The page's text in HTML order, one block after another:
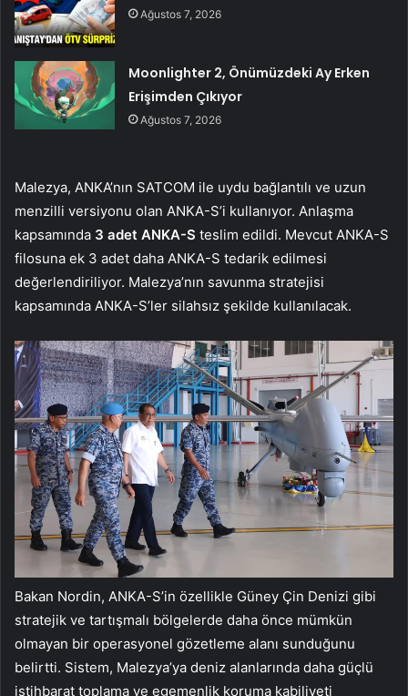
Ağustos 7, 2026
Moonlighter 2, Önümüzdeki Ay Erken
Erişimden Çıkıyor
Ağustos 7, 2026
Malezya, ANKA’nın SATCOM ile uydu bağlantılı ve uzun
menzilli versiyonu olan ANKA-S’i kullanıyor. Anlaşma
kapsamında 3 adet ANKA-S teslim edildi. Mevcut ANKA-S
filosuna ek 3 adet daha ANKA-S tedarik edilmesi
değerlendiriliyor. Malezya’nın savunma stratejisi
kapsamında ANKA-S’ler silahsız şekilde kullanılacak.
Bakan Nordin, ANKA-S’in özellikle Güney Çin Denizi gibi
stratejik ve tartışmalı bölgelerde daha önce mümkün
olmayan bir operasyonel gözetleme alanı sunduğunu
belirtti. Sistem, Malezya’ya deniz alanlarında daha güçlü
istihbarat toplama ve egemenlik koruma kabiliyeti